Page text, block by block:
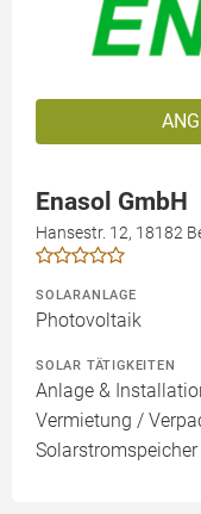
Enasol GmbH
Hansestr. 12, 18182
SOLARANLAGE
Photovoltaik
SOLAR TÄTIGKEITEN
Anlage &
Vermietung /